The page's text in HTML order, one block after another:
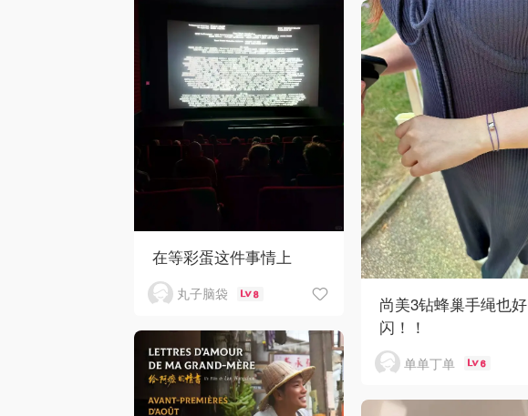
在等彩蛋这件事情上
丸子脑袋 8
尚美3钻蜂巢手绳也好
闪！！
单单丁单 6